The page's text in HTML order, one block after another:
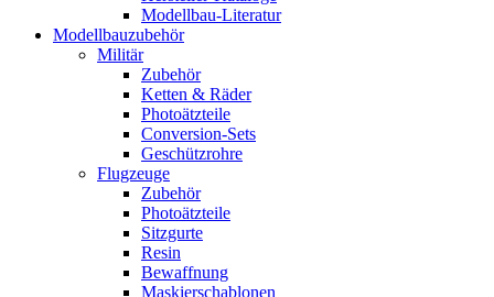
Modellbau-Literatur
Modellbauzubehör
Militär
Zubehör
Ketten & Räder
Photoätzteile
Conversion-Sets
Geschützrohre
Flugzeuge
Zubehör
Photoätzteile
Sitzgurte
Resin
Bewaffnung
Maskierschablonen